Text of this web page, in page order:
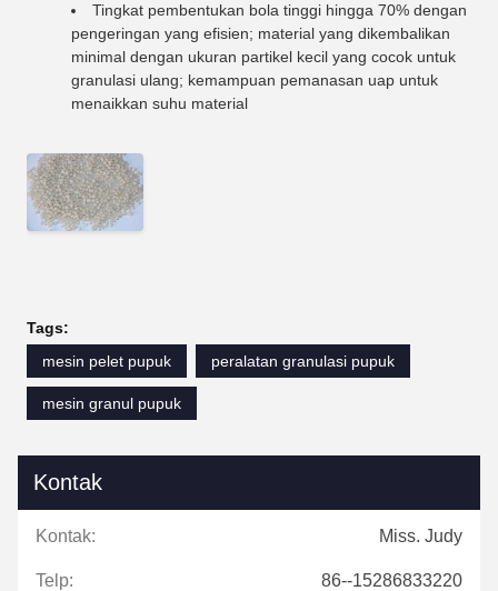
Tingkat pembentukan bola tinggi hingga 70% dengan
pengeringan yang efisien; material yang dikembalikan
minimal dengan ukuran partikel kecil yang cocok untuk
granulasi ulang; kemampuan pemanasan uap untuk
menaikkan suhu material
Tags:
mesin pelet pupuk
peralatan granulasi pupuk
mesin granul pupuk
Kontak
Kontak: Miss. Judy
Telp: 86--15286833220